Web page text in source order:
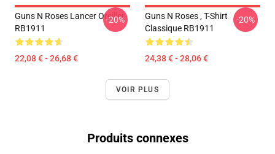
Guns N Roses Lancer Oreiller
RB1911
22,08 € - 26,68 €
-20%
Guns N Roses , T-Shirt
Classique RB1911
24,38 € - 28,06 €
-20%
VOIR PLUS
Produits connexes